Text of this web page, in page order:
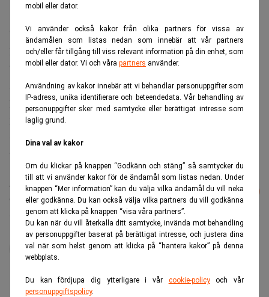
mobil eller dator.
Vi använder också kakor från olika partners för vissa av
ändamålen som listas nedan som innebär att vår partners
och/eller får tillgång till viss relevant information på din enhet, som
mobil eller dator. Vi och våra partners använder.
Användning av kakor innebär att vi behandlar personuppgifter som
IP-adress, unika identifierare och beteendedata. Vår behandling av
personuppgifter sker med samtycke eller berättigat intresse som
laglig grund.
Dina val av kakor
Om du klickar på knappen “Godkänn och stäng” så samtycker du
till att vi använder kakor för de ändamål som listas nedan. Under
knappen “Mer information” kan du välja vilka ändamål du vill neka
eller godkänna. Du kan också välja vilka partners du vill godkänna
genom att klicka på knappen “visa våra partners”.
Du kan när du vill återkalla ditt samtycke, invända mot behandling
av personuppgifter baserat på berättigat intresse, och justera dina
val när som helst genom att klicka på “hantera kakor” på denna
webbplats.
Du kan fördjupa dig ytterligare i vår cookie-policyoch vår
personuppgiftspolicy.
”Detta är ett skarpt förslag, där de borgerliga kan ta
konkret ställning mot Maud Olofssons alltför vidlyftiga
bonusregler för statliga bolag” skriver
Socialdemokraternas näringspolitiske talesperson Tomas
Eneroth i ett pressmeddelande.
Fördelen med förslaget är att det kan träda i kraft snabbt,
utan att behöva utredas först, och därmed påverka
bolagsstämmorna redan i maj, enligt Eneroth.
Läs mer från Realtid - vårt nyhetsbrev
är kostnadsfritt:
Prenumerera
administrator